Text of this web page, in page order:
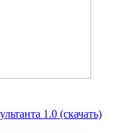
1.0 (скачать)